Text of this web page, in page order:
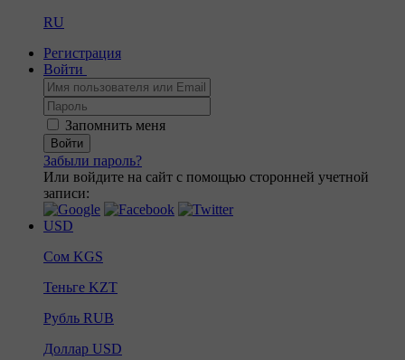
RU
Регистрация
Войти
Запомнить меня
Войти
Забыли пароль?
Или войдите на сайт с помощью сторонней учетной
записи:
USD
Сом KGS
Теньге KZT
Рубль RUB
Доллар USD